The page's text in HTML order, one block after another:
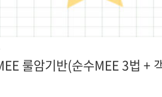
룰암기반(순수MEE 3법 +